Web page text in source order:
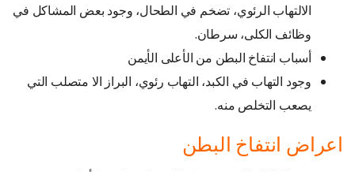
الالتهاب الرئوي، تضخم في الطحال، وجود بعض المشاكل في
وظائف الكلى، سرطان.
أسباب انتفاخ البطن من الأعلى الأيمن
وجود التهاب في الكبد، التهاب رئوي، البراز الا متصلب التي
يصعب التخلص منه.
اعراض انتفاخ البطن